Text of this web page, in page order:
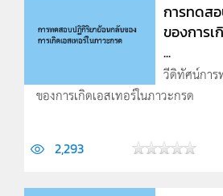
การทดส
ของการเ
...
วีดิทัศน์กา
ของการเกิดเอสเทอร์ในภาวะกรด
2,293